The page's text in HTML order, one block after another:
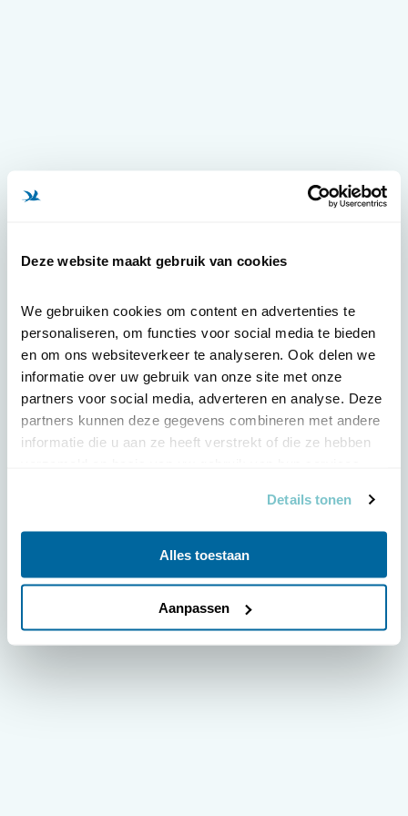
Deze website maakt gebruik van cookies
We gebruiken cookies om content en advertenties te
personaliseren, om functies voor social media te bieden
en om ons websiteverkeer te analyseren. Ook delen we
informatie over uw gebruik van onze site met onze
partners voor social media, adverteren en analyse. Deze
partners kunnen deze gegevens combineren met andere
informatie die u aan ze heeft verstrekt of die ze hebben
Details tonen
Alles toestaan
Aanpassen